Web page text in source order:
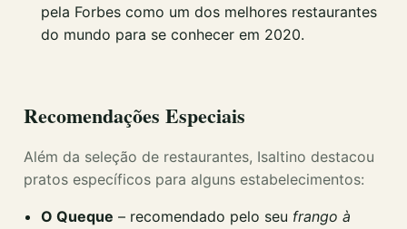
pela Forbes como um dos melhores restaurantes
do mundo para se conhecer em 2020.
Recomendações Especiais
Além da seleção de restaurantes, Isaltino destacou
pratos específicos para alguns estabelecimentos:
O Queque – recomendado pelo seu frango à